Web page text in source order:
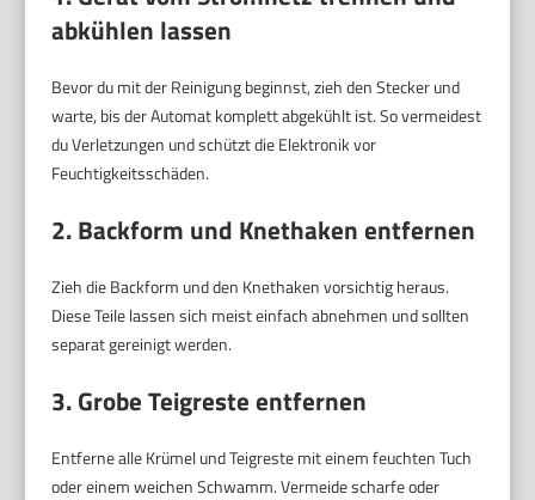
abkühlen lassen
Bevor du mit der Reinigung beginnst, zieh den Stecker und
warte, bis der Automat komplett abgekühlt ist. So vermeidest
du Verletzungen und schützt die Elektronik vor
Feuchtigkeitsschäden.
2. Backform und Knethaken entfernen
Zieh die Backform und den Knethaken vorsichtig heraus.
Diese Teile lassen sich meist einfach abnehmen und sollten
separat gereinigt werden.
3. Grobe Teigreste entfernen
Entferne alle Krümel und Teigreste mit einem feuchten Tuch
oder einem weichen Schwamm. Vermeide scharfe oder